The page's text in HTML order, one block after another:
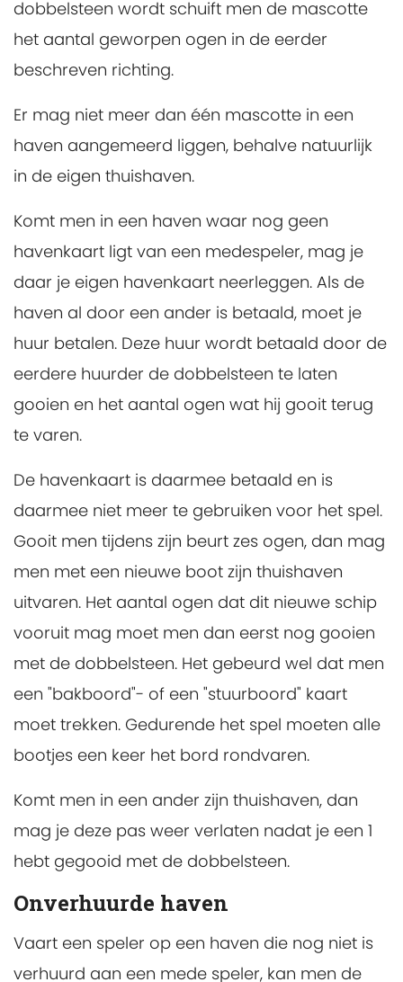
dobbelsteen wordt schuift men de mascotte
het aantal geworpen ogen in de eerder
beschreven richting.
Er mag niet meer dan één mascotte in een
haven aangemeerd liggen, behalve natuurlijk
in de eigen thuishaven.
Komt men in een haven waar nog geen
havenkaart ligt van een medespeler, mag je
daar je eigen havenkaart neerleggen. Als de
haven al door een ander is betaald, moet je
huur betalen. Deze huur wordt betaald door de
eerdere huurder de dobbelsteen te laten
gooien en het aantal ogen wat hij gooit terug
te varen.
De havenkaart is daarmee betaald en is
daarmee niet meer te gebruiken voor het spel.
Gooit men tijdens zijn beurt zes ogen, dan mag
men met een nieuwe boot zijn thuishaven
uitvaren. Het aantal ogen dat dit nieuwe schip
vooruit mag moet men dan eerst nog gooien
met de dobbelsteen. Het gebeurd wel dat men
een "bakboord"- of een "stuurboord" kaart
moet trekken. Gedurende het spel moeten alle
bootjes een keer het bord rondvaren.
Komt men in een ander zijn thuishaven, dan
mag je deze pas weer verlaten nadat je een 1
hebt gegooid met de dobbelsteen.
Onverhuurde haven
Vaart een speler op een haven die nog niet is
verhuurd aan een mede speler, kan men de